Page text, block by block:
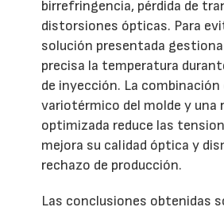
birrefringencia, pérdida de
distorsiones ópticas. Para
solución presentada
precisa la temperatura
de inyección. La
variotérmico del molde y una
optimizada reduce las
mejora su calidad óptica y
rechazo de producción.
Las conclusiones obtenidas